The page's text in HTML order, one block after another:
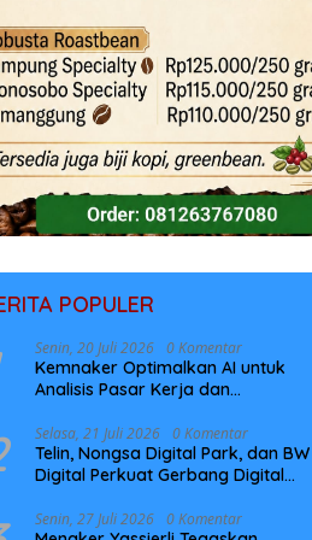
POPULER
Senin, 20 Juli 2026 0 Komentar
Kemnaker Optimalkan AI untuk
Analisis Pasar Kerja dan
Selasa, 21 Juli 2026 0 Komentar
Telin, Nongsa Digital Park, dan BW
Digital Perkuat Gerbang Digital
NCC
Senin, 27 Juli 2026 0 Komentar